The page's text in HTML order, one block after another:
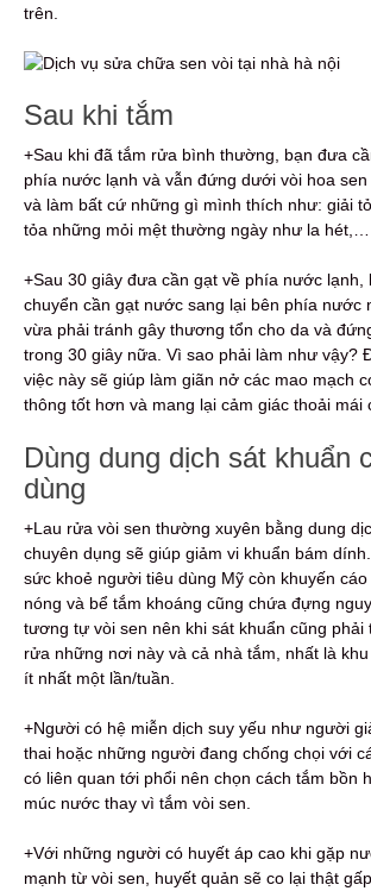
trên.
Sau khi tắm
+Sau khi đã tắm rửa bình thường, bạn đưa
phía nước lạnh và vẫn đứng dưới vòi hoa
và làm bất cứ những gì mình thích như: giải
tỏa những mỏi mệt thường ngày như la hét,…
+Sau 30 giây đưa cần gạt về phía nước lạnh,
chuyển cần gạt nước sang lại bên phía nước
vừa phải tránh gây thương tổn cho da và
trong 30 giây nữa. Vì sao phải làm như vậy?
việc này sẽ giúp làm giãn nở các mao mạch
thông tốt hơn và mang lại cảm giác thoải mái
Dùng dung dịch sát khuẩn
dùng
+Lau rửa vòi sen thường xuyên bằng dung
chuyên dụng sẽ giúp giảm vi khuẩn bám
sức khoẻ người tiêu dùng Mỹ còn khuyến
nóng và bể tắm khoáng cũng chứa đựng
tương tự vòi sen nên khi sát khuẩn cũng phải
rửa những nơi này và cả nhà tắm, nhất là khu
ít nhất một lần/tuần.
+Người có hệ miễn dịch suy yếu như người
thai hoặc những người đang chống chọi với
có liên quan tới phổi nên chọn cách tắm bồn
múc nước thay vì tắm vòi sen.
+Với những người có huyết áp cao khi gặp
mạnh từ vòi sen, huyết quản sẽ co lại thật